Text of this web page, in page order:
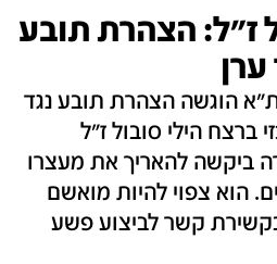
ז"ל: הצהרת תובע
הוגשה הצהרת תובע נגד
ברצח הילי סובול ז"ל
ביקשה להאריך את מעצרו
נוספים. הוא צפוי להיות מואשם
קשר לביצוע פשע